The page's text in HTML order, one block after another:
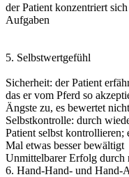
der Patient konzentriert
Aufgaben
5. Selbstwertgefühl
Sicherheit: der Patient
das er vom Pferd so
Ängste zu, es bewertet nicht
Selbstkontrolle: durch
Patient selbst kontrollieren;
Mal etwas besser bewältigt
Unmittelbarer Erfolg durch
6. Hand-Hand- und Hand-